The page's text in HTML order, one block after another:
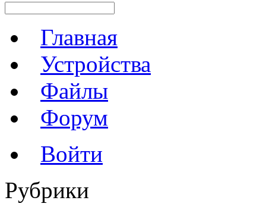
Главная
Устройства
Файлы
Форум
Войти
Рубрики